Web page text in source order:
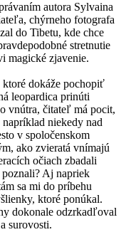
autora Sylvaina
chýrneho fotografa
do Tibetu, kde chce
stretnutie
magické zjavenie.
ktoré dokáže pochopiť
leopardica prinúti
vnútra, čitateľ má pocit,
napríklad niekedy nad
v spoločenskom
ako zvieratá vnímajú
očiach zbadali
poznali? Aj napriek
sa mi do príbehu
ktoré ponúkal.
dokonale odzrkadľoval
surovosti.